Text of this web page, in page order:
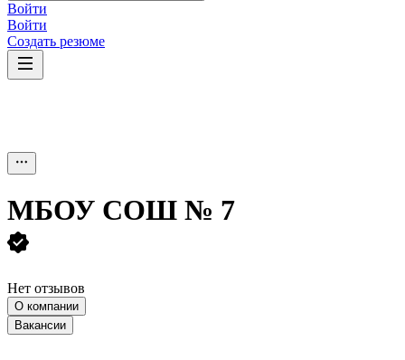
Войти
Войти
Создать резюме
МБОУ СОШ № 7
Нет отзывов
О компании
Вакансии